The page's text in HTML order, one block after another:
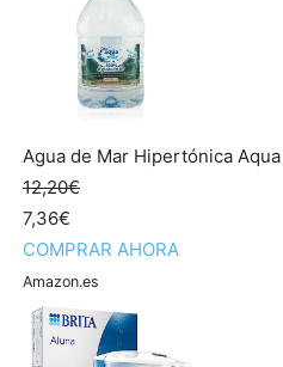
Agua de Mar Hipertónica
12,20€
7,36€
COMPRAR AHORA
Amazon.es